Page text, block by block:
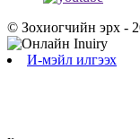
© Зохиогчийн эрх -
И-мэйл илгээх